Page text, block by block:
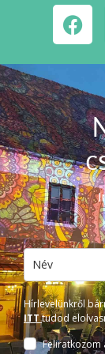
Hírlevelünkről
ITTtudod
Feliratkozom